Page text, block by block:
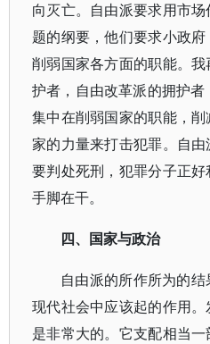
向灭亡。自由派要求用市
题的纲要，他们要求小政
削弱国家各方面的职能。
护者，自由改革派的拥护
集中在削弱国家的职能，
家的力量来打击犯罪。自
要判处死刑，犯罪分子正
手脚在干。
四、国家与政治
自由派的所作所为的
现代社会中应该起的作用
是非常大的。它支配相当一